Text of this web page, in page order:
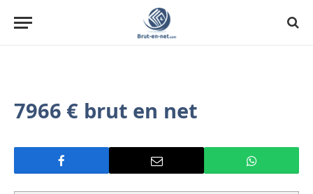
7966 € brut en net